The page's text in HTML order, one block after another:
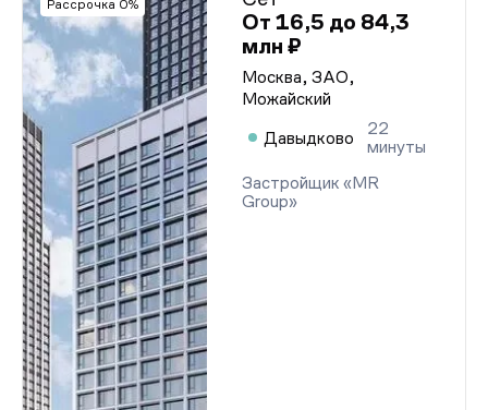
Рассрочка 0%
От 16,5 до 84,3
млн ₽
Москва, ЗАО,
Можайский
Давыдково
22
минуты
Застройщик «MR
Group»